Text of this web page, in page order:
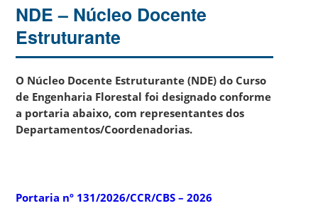
NDE – Núcleo Docente
Estruturante
O Núcleo Docente Estruturante (NDE) do Curso
de Engenharia Florestal foi designado conforme
a portaria abaixo, com representantes dos
Departamentos/Coordenadorias.
Portaria nº 131/2026/CCR/CBS – 2026